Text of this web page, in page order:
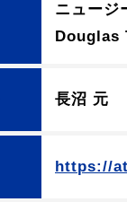
ニュージ
Douglas
長沼 元
https://